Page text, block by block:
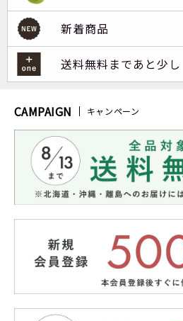
新着商品
送料無料まであと少し
CAMPAIGN キャンペーン